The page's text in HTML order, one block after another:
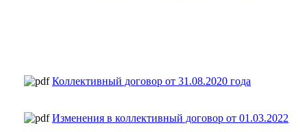
Коллективный договор от 31.08.2020 года
Изменения в коллективный договор от 01.03.2022